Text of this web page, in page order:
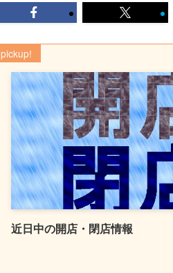
pickup!
近日中の開店・閉店情報